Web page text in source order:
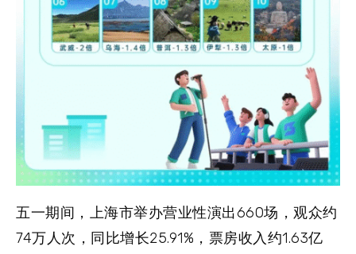
五一期间，上海市举办营业性演出660场，观众约
74万人次，同比增长25.91%，票房收入约1.63亿